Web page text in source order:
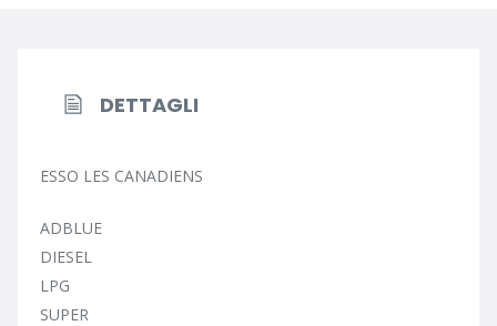
DETTAGLI
ESSO LES CANADIENS
ADBLUE
DIESEL
LPG
SUPER